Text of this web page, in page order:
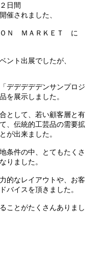
日間
されました、
ＭＡＲＫＥＴ に
ント出展でしたが、
デデデデンサンプロジ
を展示しました。
して、若い顧客層と有
、伝統的工芸品の需要拡
が出来ました。
件の中、とてもたくさ
りました。
なレイアウトや、お客
バイスを頂きました。
ことがたくさんありまし